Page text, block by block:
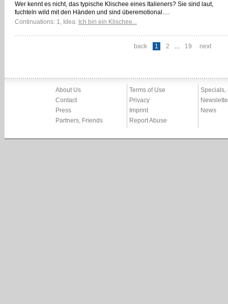
Wer kennt es nicht, das typische Klischee eines Italieners? Sie sind laut,
fuchteln wild mit den Händen und sind überemotional.…
Continuations: 1, Idea: Ich bin ein Klischee...
back 1 2 19 next
About Us
Contact
Press
Partners, Friends
Terms of Use
Privacy
Imprint
Report Abuse
Specials,
News